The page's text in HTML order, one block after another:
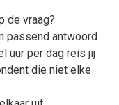
de vraag?
passend antwoord
uur per dag reis jij
die niet elke